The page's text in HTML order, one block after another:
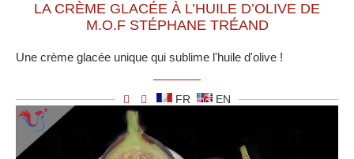
LA CRÈME GLACÉE À L’HUILE D’OLIVE DE
M.O.F STÉPHANE TRÉAND
Une crème glacée unique qui sublime l'huile d'olive !
FR EN